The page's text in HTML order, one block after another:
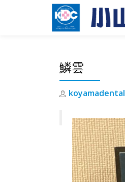
鱗雲
koyamadental